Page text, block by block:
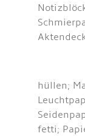
hüllen;
fetti;